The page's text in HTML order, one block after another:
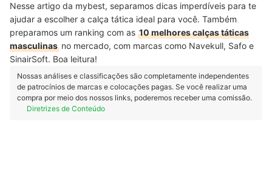
Nesse artigo da mybest, separamos dicas imperdíveis para te
ajudar a escolher a calça tática ideal para você. Também
preparamos um ranking com as 10 melhores calças táticas
masculinas no mercado, com marcas como Navekull, Safo e
SinairSoft. Boa leitura!
Nossas análises e classificações são completamente independentes
de patrocínios de marcas e colocações pagas. Se você realizar uma
compra por meio dos nossos links, poderemos receber uma comissão.
Diretrizes de Conteúdo